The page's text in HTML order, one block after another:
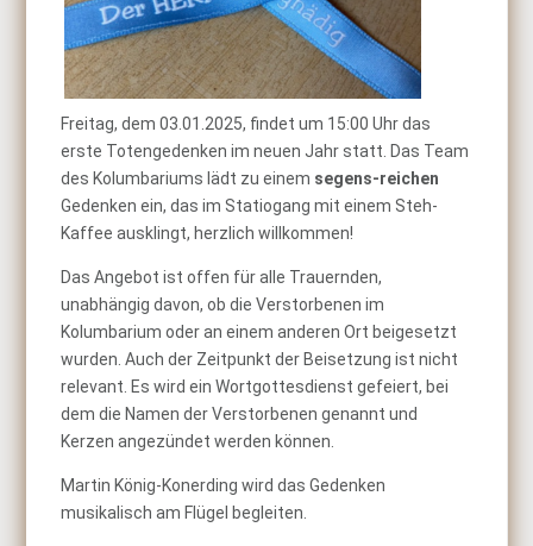
Freitag, dem 03.01.2025, findet um 15:00 Uhr das
erste Totengedenken im neuen Jahr statt. Das Team
des Kolumbariums lädt zu einem segens-reichen
Gedenken ein, das im Statiogang mit einem Steh-
Kaffee ausklingt, herzlich willkommen!
Das Angebot ist offen für alle Trauernden,
unabhängig davon, ob die Verstorbenen im
Kolumbarium oder an einem anderen Ort beigesetzt
wurden. Auch der Zeitpunkt der Beisetzung ist nicht
relevant. Es wird ein Wortgottesdienst gefeiert, bei
dem die Namen der Verstorbenen genannt und
Kerzen angezündet werden können.
Martin König-Konerding wird das Gedenken
musikalisch am Flügel begleiten.